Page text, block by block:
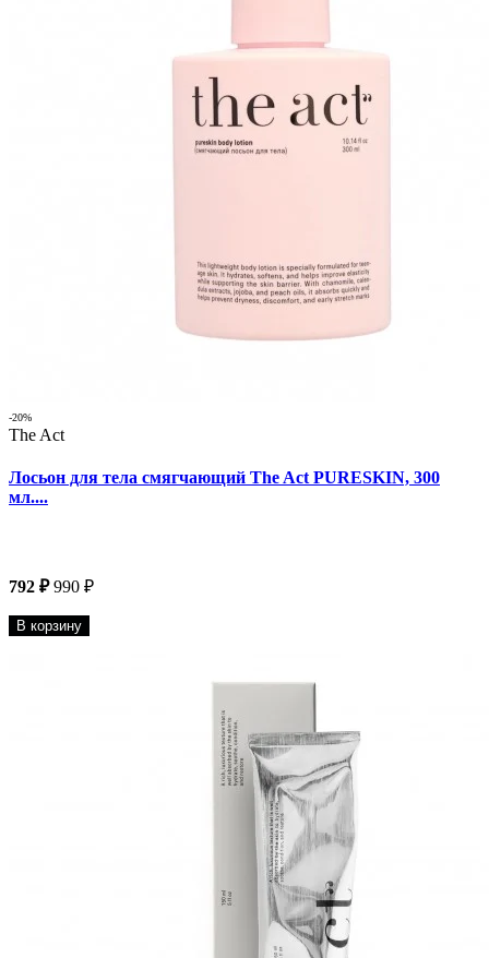
-20%
The Act
Лосьон для тела смягчающий The Act PURESKIN, 300
мл....
792 ₽ 990 ₽
В корзину